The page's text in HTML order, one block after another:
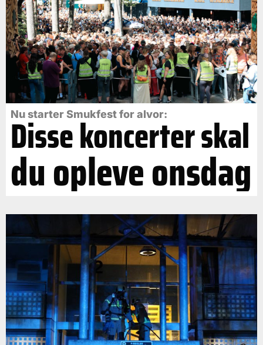
Nu starter Smukfest for alvor:
Disse koncerter skal
du opleve onsdag